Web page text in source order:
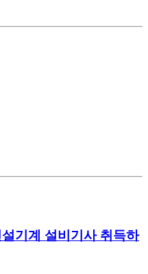
기계 설비기사 취득하